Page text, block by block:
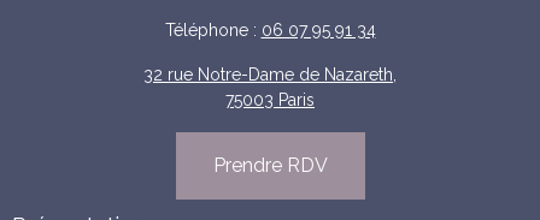
Téléphone : 06 07 95 91 34
32 rue Notre-Dame de Nazareth,
75003 Paris
Prendre RDV